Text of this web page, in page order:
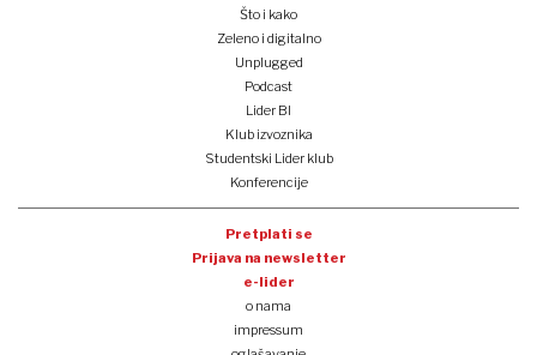
Što i kako
Zeleno i digitalno
Unplugged
Podcast
Lider BI
Klub izvoznika
Studentski Lider klub
Konferencije
Pretplati se
Prijava na newsletter
e-lider
o nama
impressum